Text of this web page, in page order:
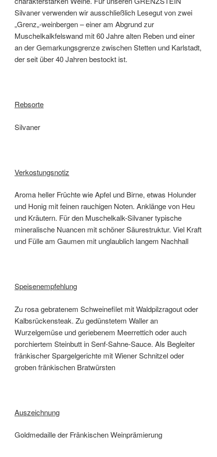
Silvaner verwenden wir ausschließlich Lesegut von zwei
„Grenz„-weinbergen – einer am Abgrund zur
Muschelkalkfelswand mit 60 Jahre alten Reben und einer
an der Gemarkungsgrenze zwischen Stetten und Karlstadt,
der seit über 40 Jahren bestockt ist.
Rebsorte
Silvaner
Verkostungsnotiz
Aroma heller Früchte wie Apfel und Birne, etwas Holunder
und Honig mit feinen rauchigen Noten. Anklänge von Heu
und Kräutern. Für den Muschelkalk-Silvaner typische
mineralische Nuancen mit schöner Säurestruktur. Viel Kraft
und Fülle am Gaumen mit unglaublich langem Nachhall
Speisenempfehlung
Zu rosa gebratenem Schweinefilet mit Waldpilzragout oder
Kalbsrückensteak. Zu gedünstetem Waller an
Wurzelgemüse und geriebenem Meerrettich oder auch
porchiertem Steinbutt in Senf-Sahne-Sauce. Als Begleiter
fränkischer Spargelgerichte mit Wiener Schnitzel oder
groben fränkischen Bratwürsten
Auszeichnung
Goldmedaille der Fränkischen Weinprämierung